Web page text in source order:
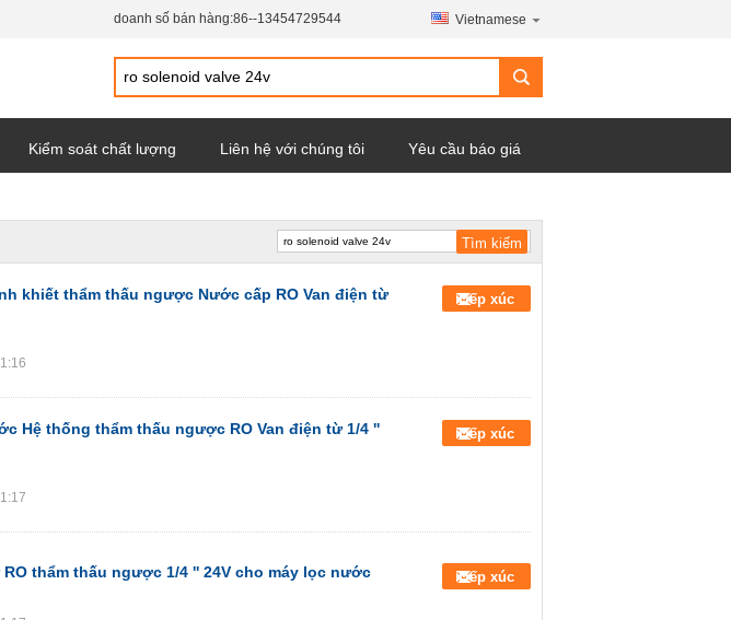
doanh số bán hàng:86--13454729544 Vietnamese
Kiểm soát chất lượng Liên hệ với chúng tôi Yêu cầu báo giá
khiết thẩm thấu ngược Nước cấp RO Van điện từ
Tiếp xúc
Hệ thống thẩm thấu ngược RO Van điện từ 1/4 ''
Tiếp xúc
RO thẩm thấu ngược 1/4 '' 24V cho máy lọc nước Tiếp xúc